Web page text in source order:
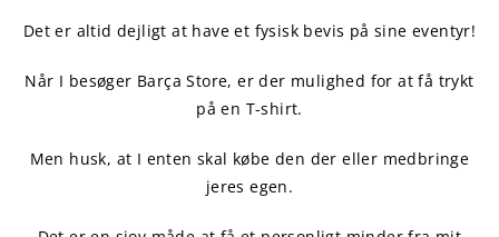
Det er altid dejligt at have et fysisk bevis på sine eventyr!
Når I besøger Barça Store, er der mulighed for at få trykt
på en T-shirt.
Men husk, at I enten skal købe den der eller medbringe
jeres egen.